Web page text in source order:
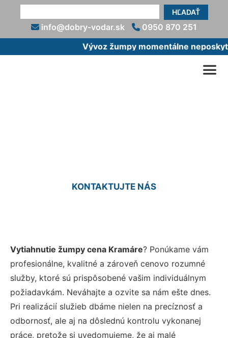
HĽADAŤ
info@dobry-vodar.sk
0950 870 251
Vývoz žumpy momentálne
KONTAKTUJTE NÁS
Vytiahnutie žumpy cena Kramáre? Ponúkame vám
profesionálne, kvalitné a zároveň cenovo rozumné
služby, ktoré sú prispôsobené vašim individuálnym
požiadavkám. Neváhajte a ozvite sa nám ešte dnes.
Pri realizácií služieb dbáme nielen na precíznosť a
odbornosť, ale aj na dôslednú kontrolu vykonanej
práce, pretože si uvedomujeme, že aj malé